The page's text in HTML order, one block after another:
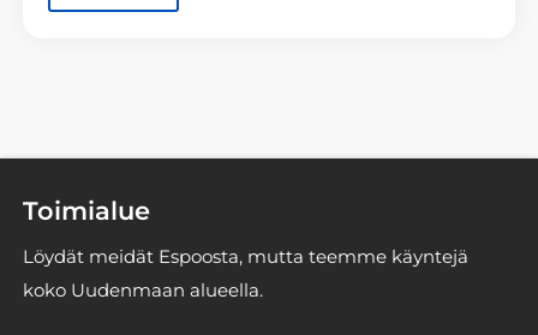
Toimialue
Löydät meidät Espoosta, mutta teemme käyntejä
koko Uudenmaan alueella.